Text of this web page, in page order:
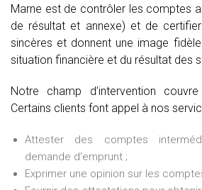
Marne est de contrôler les comptes
de résultat et annexe) et de certifier
sincères et donnent une image
situation financière et du résultat des
Notre champ d’intervention
Certains clients font appel à nos
Attester des comptes
demande d’emprunt ;
Exprimer une opinion sur les